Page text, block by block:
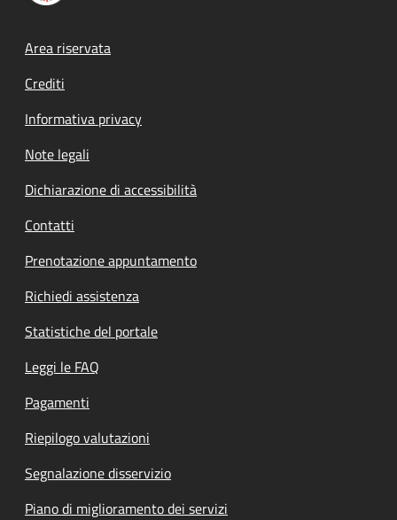
Footer menu
Area riservata
Crediti
Informativa privacy
Note legali
Dichiarazione di accessibilità
Contatti
Prenotazione appuntamento
Richiedi assistenza
Statistiche del portale
Leggi le FAQ
Pagamenti
Riepilogo valutazioni
Segnalazione disservizio
Piano di miglioramento dei servizi